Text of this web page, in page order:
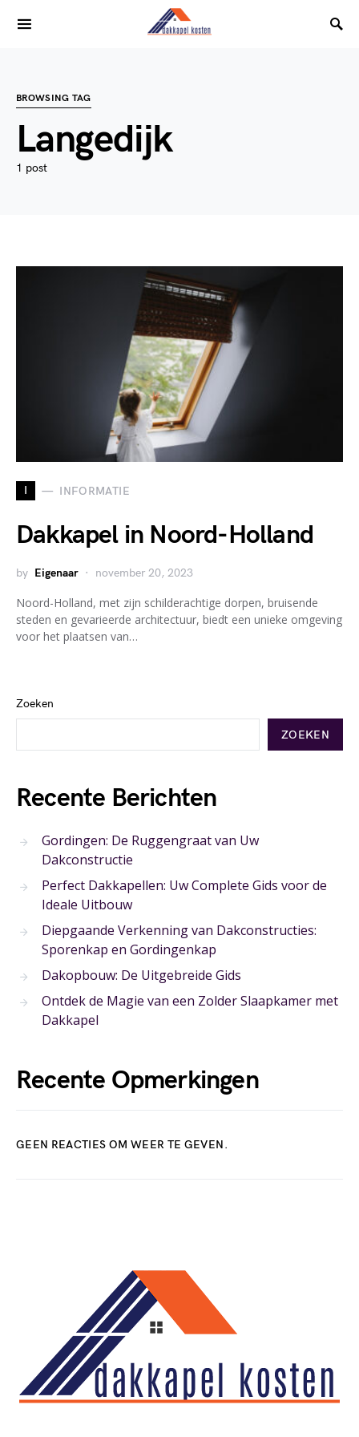
BROWSING TAG
Langedijk
1 post
I INFORMATIE
Dakkapel in Noord-Holland
by Eigenaar november 20, 2023
Noord-Holland, met zijn schilderachtige dorpen, bruisende
steden en gevarieerde architectuur, biedt een unieke omgeving
voor het plaatsen van…
Zoeken
ZOEKEN
Recente Berichten
Gordingen: De Ruggengraat van Uw
Dakconstructie
Perfect Dakkapellen: Uw Complete Gids voor de
Ideale Uitbouw
Diepgaande Verkenning van Dakconstructies:
Sporenkap en Gordingenkap
Dakopbouw: De Uitgebreide Gids
Ontdek de Magie van een Zolder Slaapkamer met
Dakkapel
Recente Opmerkingen
GEEN REACTIES OM WEER TE GEVEN.